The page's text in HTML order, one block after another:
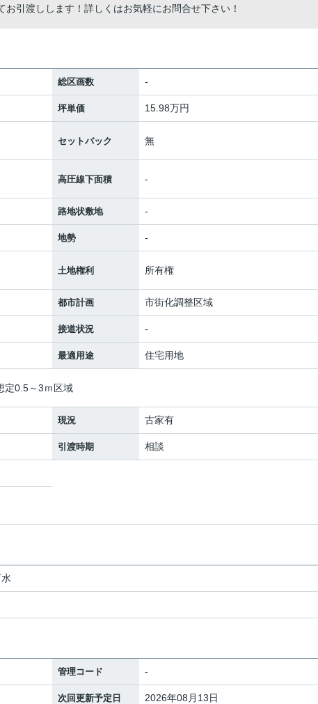
引渡しします！詳しくはお気軽にお問合せ下さい！
総区画数 -
坪単価 15.98万円
セットバック 無
高圧線下面積 -
路地状敷地 -
地勢 -
土地権利 所有権
都市計画 市街化調整区域
接道状況 -
最適用途 住宅用地
0.5～3ｍ区域
現況 古家有
引渡時期 相談
管理コード -
次回更新予定日 2026年08月13日